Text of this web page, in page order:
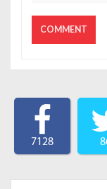
7128